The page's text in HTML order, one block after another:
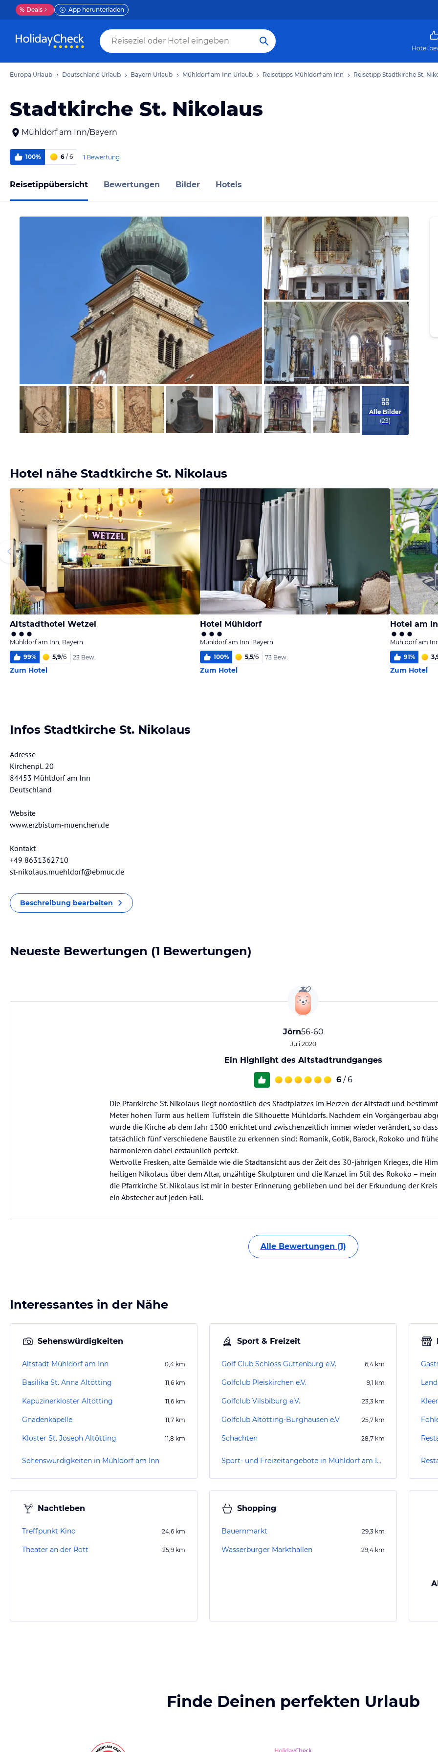
% Deals App herunterladen
Hotel
Europa Urlaub Deutschland Urlaub Bayern Urlaub Mühldorf am Inn Urlaub Reisetipps Mühldorf am Inn Reisetipp Stadtkirche St.
Stadtkirche St. Nikolaus
Mühldorf am Inn/Bayern
100% 6 / 6 1 Bewertung
Reisetippübersicht Bewertungen Bilder Hotels
Bild melden
von Jörn
Bild melden
von Jörn
Bild melden
von Jörn
Alle Bilder
(23)
Hotel nähe Stadtkirche St. Nikolaus
Altstadthotel Wetzel
Mühldorf am Inn, Bayern
99% 5,9/6 23 Bew.
Zum Hotel
Hotel Mühldorf
Mühldorf am Inn, Bayern
100% 5,5/6 73 Bew.
Zum Hotel
Hotel am
Mühldorf am
91%
Zum Hotel
Infos Stadtkirche St. Nikolaus
Adresse
Kirchenpl. 20
84453 Mühldorf am Inn
Deutschland
Website
www.erzbistum-muenchen.de
Kontakt
+49 8631362710
st-nikolaus.muehldorf@ebmuc.de
Beschreibung bearbeiten
Neueste Bewertungen (1 Bewertungen)
Jörn56-60
Juli 2020
Ein Highlight des Altstadtrundganges
6 / 6
Die Pfarrkirche St. Nikolaus liegt nordöstlich des Stadtplatzes im Herzen der Altstadt und
Meter hohen Turm aus hellem Tuffstein die Silhouette Mühldorfs. Nachdem ein Vorgängerbau
wurde die Kirche ab dem Jahr 1300 errichtet und zwischenzeitlich immer wieder verändert, so
tatsächlich fünf verschiedene Baustile zu erkennen sind: Romanik, Gotik, Barock, Rokoko und
harmonieren dabei erstaunlich perfekt.
Wertvolle Fresken, alte Gemälde wie die Stadtansicht aus der Zeit des 30-jährigen Krieges, die
heiligen Nikolaus über dem Altar, unzählige Skulpturen und die Kanzel im Stil des Rokoko –
die Pfarrkirche St. Nikolaus ist mir in bester Erinnerung geblieben und bei der Erkundung der
ein Abstecher auf jeden Fall.
Alle Bewertungen (1)
Interessantes in der Nähe
Sehenswürdigkeiten
Altstadt Mühldorf am Inn 0,4 km
Basilika St. Anna Altötting 11,6 km
Kapuzinerkloster Altötting 11,6 km
Gnadenkapelle 11,7 km
Kloster St. Joseph Altötting 11,8 km
Sehenswürdigkeiten in Mühldorf am Inn
Sport & Freizeit
Golf Club Schloss Guttenburg e.V. 6,4 km
Golfclub Pleiskirchen e.V. 9,1 km
Golfclub Vilsbiburg e.V. 23,3 km
Golfclub Altötting-Burghausen e.V. 25,7 km
Schachten 28,7 km
Sport- und Freizeitangebote in Mühldorf am Inn
Nachtleben
Treffpunkt Kino 24,6 km
Theater an der Rott 25,9 km
Shopping
Bauernmarkt 29,3 km
Wasserburger Markthallen 29,4 km
Finde Deinen perfekten Urlaub